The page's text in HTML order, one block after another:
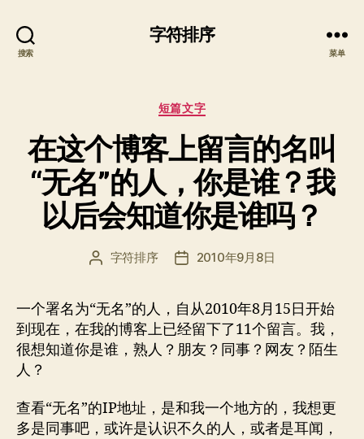
搜索
字符排序
菜单
分
短篇文字
在这个博客上留言的名叫
“无名”的人，你是谁？我
以后会知道你是谁吗？
文
者
字符排序
发
期
2010年9月8日
一个署名为“无名”的人，自从2010年8月15日开始
到现在，在我的博客上已经留下了11个留言。我，
很想知道你是谁，熟人？朋友？同事？网友？陌生
人？
查看“无名”的IP地址，是和我一个地方的，我想更
多是同事吧，或许是认识不久的人，或者是耳闻，